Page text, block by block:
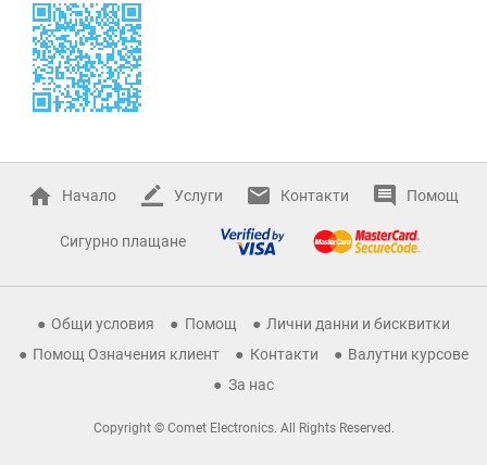
Начало Услуги Контакти Помощ
Сигурно плащане
Общи условия Помощ
Лични данни и бисквитки
Помощ Означения клиент
Контакти
Валутни курсове
За нас
Copyright © Comet Electronics. All Rights Reserved.